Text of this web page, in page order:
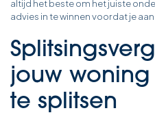
altijd het beste om het juiste
advies in te winnen voordat je
jouw
te splitsen